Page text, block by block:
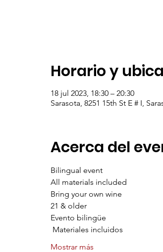
Horario y
18 jul 2023, 18:30 – 20:30
Sarasota, 8251 15th St E # I,
Acerca del
Bilingual event
All materials included
Bring your own wine
21 & older
Evento bilingüe
Materiales incluidos
Mostrar más